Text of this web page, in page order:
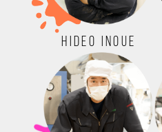
HIDEO INOUE